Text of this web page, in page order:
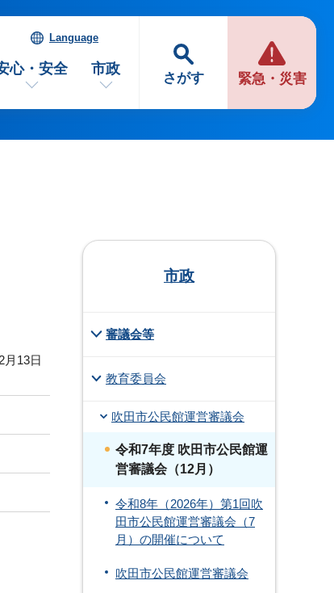
さがす 緊急・災害
Language
心・安全 市政
月13日
市政
審議会等
教育委員会
吹田市公民館運営審議会
令和7年度 吹田市公民館運
営審議会（12月）
令和8年（2026年）第1回吹
田市公民館運営審議会（7
月）の開催について
吹田市公民館運営審議会